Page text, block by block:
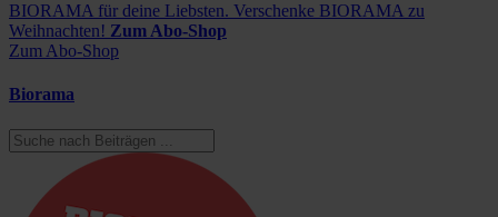
BIORAMA für deine Liebsten. Verschenke BIORAMA zu
Weihnachten! Zum Abo-Shop
Zum Abo-Shop
Biorama